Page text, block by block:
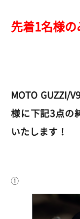
先着1名様の
MOTO GUZZI/
様に下記3点の
いたします！
①